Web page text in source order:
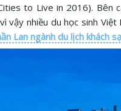
to Live in 2016).
nhiều du học sinh
Lan ngành du lịch khách